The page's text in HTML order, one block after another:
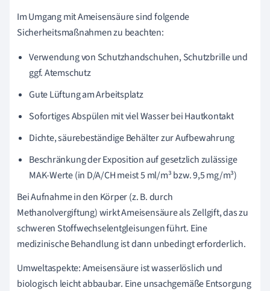
Im Umgang mit Ameisensäure sind folgende
Sicherheitsmaßnahmen zu beachten:
Verwendung von Schutzhandschuhen, Schutzbrille und
ggf. Atemschutz
Gute Lüftung am Arbeitsplatz
Sofortiges Abspülen mit viel Wasser bei Hautkontakt
Dichte, säurebeständige Behälter zur Aufbewahrung
Beschränkung der Exposition auf gesetzlich zulässige
MAK-Werte (in D/A/CH meist 5 ml/m³ bzw. 9,5 mg/m³)
Bei Aufnahme in den Körper (z. B. durch
Methanolvergiftung) wirkt Ameisensäure als Zellgift, das zu
schweren Stoffwechselentgleisungen führt. Eine
medizinische Behandlung ist dann unbedingt erforderlich.
Umweltaspekte: Ameisensäure ist wasserlöslich und
biologisch leicht abbaubar. Eine unsachgemäße Entsorgung